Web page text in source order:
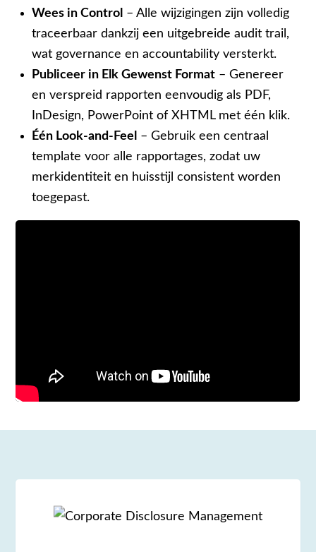
Wees in Control – Alle wijzigingen zijn volledig
traceerbaar dankzij een uitgebreide audit trail,
wat governance en accountability versterkt.
Publiceer in Elk Gewenst Format– Genereer
en verspreid rapporten eenvoudig als PDF,
InDesign, PowerPoint of XHTML met één klik.
Één Look-and-Feel
– Gebruik een centraal
template voor alle rapportages, zodat uw
merkidentiteit en huisstijl consistent worden
toegepast.